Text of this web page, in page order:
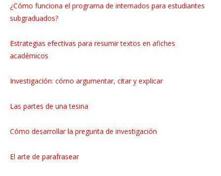
¿Cómo funciona el programa de internados para estudiantes
subgraduados?
Estrategias efectivas para resumir textos en afiches
académicos
Investigación: cómo argumentar, citar y explicar
Las partes de una tesina
Cómo desarrollar la pregunta de investigación
El arte de parafrasear